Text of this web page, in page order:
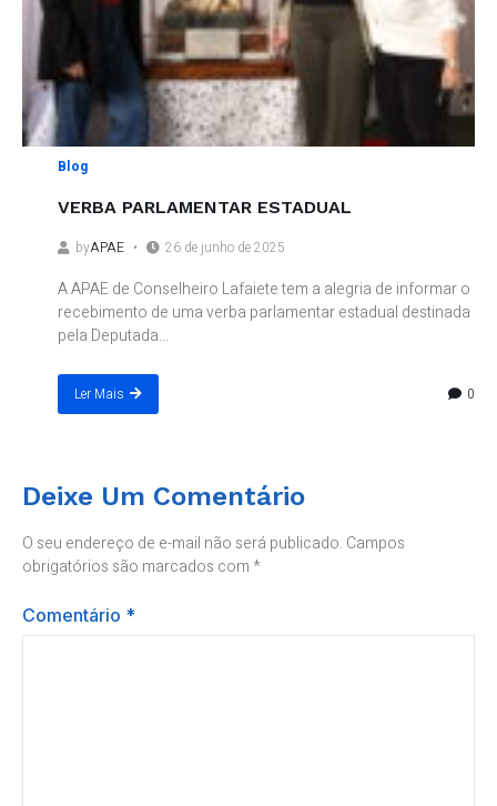
Blog
VERBA PARLAMENTAR ESTADUAL
byAPAE 26 de junho de 2025
A APAE de Conselheiro Lafaiete tem a alegria de informar o
recebimento de uma verba parlamentar estadual destinada
pela Deputada...
Ler Mais 0
Deixe Um Comentário
O seu endereço de e-mail não será publicado. Campos
obrigatórios são marcados com*
Comentário *